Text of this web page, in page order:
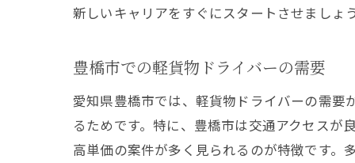
新しいキャリアをすぐにスタートさせましょ
豊橋市での軽貨物ドライバーの需要
愛知県豊橋市では、軽貨物ドライバーの需要
るためです。特に、豊橋市は交通アクセスが
高単価の案件が多く見られるのが特徴です。